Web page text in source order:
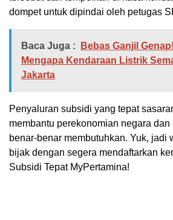
dompet untuk dipindai oleh petugas
Baca Juga :
Bebas Ganjil
Mengapa Kendaraan Listrik
Jakarta
Penyaluran subsidi yang tepat
membantu perekonomian negara dan
benar-benar membutuhkan. Yuk, jadi
bijak dengan segera mendaftarkan
Subsidi Tepat MyPertamina!